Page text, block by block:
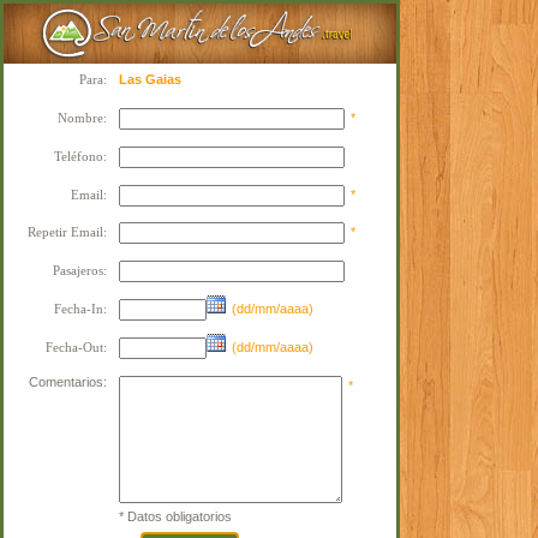
Para: Las Gaias
Nombre: *
Teléfono:
Email: *
Repetir Email: *
Pasajeros:
Fecha-In: (dd/mm/aaaa)
Fecha-Out: (dd/mm/aaaa)
Comentarios: *
* Datos obligatorios